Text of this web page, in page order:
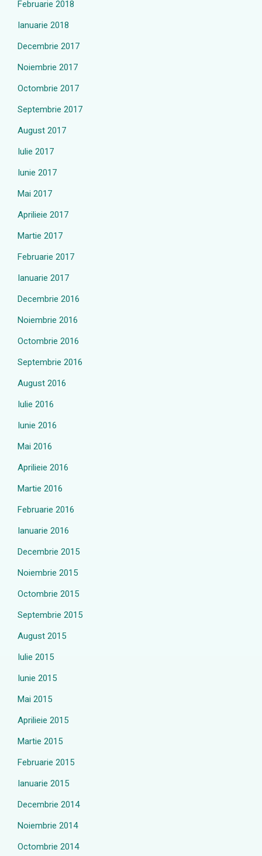
Februarie 2018
Ianuarie 2018
Decembrie 2017
Noiembrie 2017
Octombrie 2017
Septembrie 2017
August 2017
Iulie 2017
Iunie 2017
Mai 2017
Aprilieie 2017
Martie 2017
Februarie 2017
Ianuarie 2017
Decembrie 2016
Noiembrie 2016
Octombrie 2016
Septembrie 2016
August 2016
Iulie 2016
Iunie 2016
Mai 2016
Aprilieie 2016
Martie 2016
Februarie 2016
Ianuarie 2016
Decembrie 2015
Noiembrie 2015
Octombrie 2015
Septembrie 2015
August 2015
Iulie 2015
Iunie 2015
Mai 2015
Aprilieie 2015
Martie 2015
Februarie 2015
Ianuarie 2015
Decembrie 2014
Noiembrie 2014
Octombrie 2014